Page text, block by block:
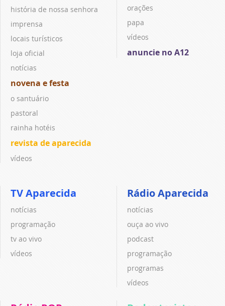
história de nossa senhora
imprensa
locais turísticos
loja oficial
notícias
novena e festa
o santuário
pastoral
rainha hotéis
revista de aparecida
vídeos
orações
papa
vídeos
anuncie no A12
TV Aparecida
notícias
programação
tv ao vivo
vídeos
Rádio Aparecida
notícias
ouça ao vivo
podcast
programação
programas
vídeos